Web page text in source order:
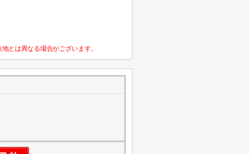
とは異なる場合がございます。